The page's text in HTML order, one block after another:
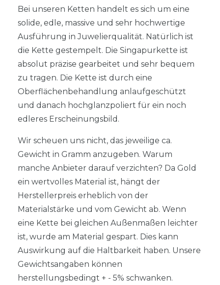
Bei unseren Ketten handelt es sich um eine
solide, edle, massive und sehr hochwertige
Ausführung in Juwelierqualität. Natürlich ist
die Kette gestempelt. Die Singapurkette ist
absolut präzise gearbeitet und sehr bequem
zu tragen. Die Kette ist durch eine
Oberflächenbehandlung anlaufgeschützt
und danach hochglanzpoliert für ein noch
edleres Erscheinungsbild.
Wir scheuen uns nicht, das jeweilige ca.
Gewicht in Gramm anzugeben. Warum
manche Anbieter darauf verzichten? Da Gold
ein wertvolles Material ist, hängt der
Herstellerpreis erheblich von der
Materialstärke und vom Gewicht ab. Wenn
eine Kette bei gleichen Außenmaßen leichter
ist, wurde am Material gespart. Dies kann
Auswirkung auf die Haltbarkeit haben. Unsere
Gewichtsangaben können
herstellungsbedingt + - 5% schwanken.